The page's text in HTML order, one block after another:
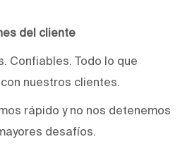
del cliente
Confiables. Todo lo que
nuestros clientes.
rápido y no nos detenemos
desafíos.